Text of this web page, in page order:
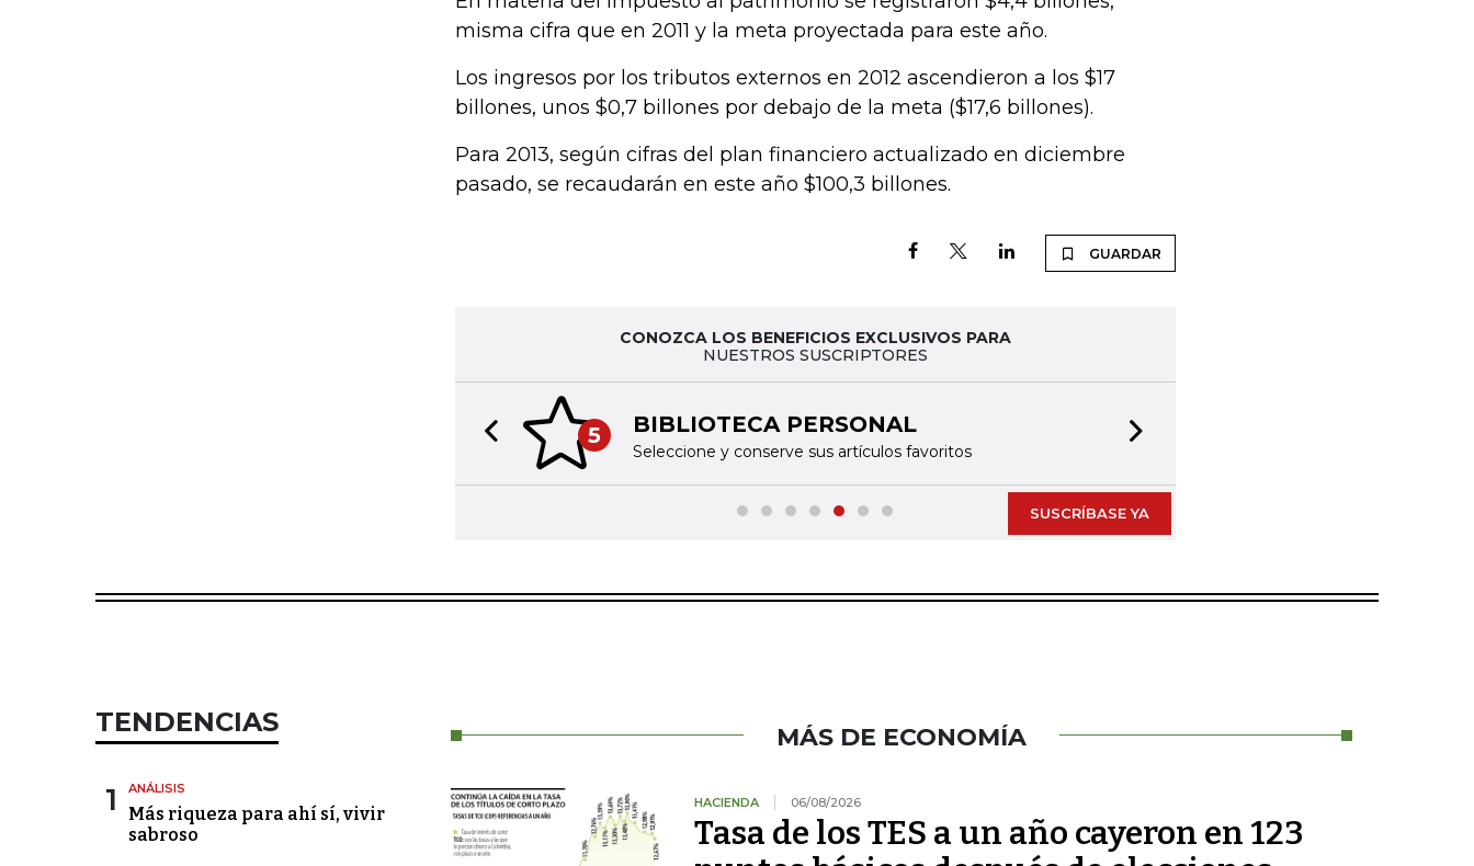
misma cifra que en 2011 y la meta proyectada para este año.
Los ingresos por los tributos externos en 2012 ascendieron a los $17
billones, unos $0,7 billones por debajo de la meta ($17,6 billones).
Para 2013, según cifras del plan financiero actualizado en diciembre
pasado, se recaudarán en este año $100,3 billones.
GUARDAR
CONOZCA LOS BENEFICIOS EXCLUSIVOS PARA
NUESTROS SUSCRIPTORES
5 BIBLIOTECA PERSONAL
Seleccione y conserve sus artículos favoritos
Previous slide
SUSCRÍBASE YA
TENDENCIAS
1 ANÁLISIS
Más riqueza para ahí sí, vivir
sabroso
MÁS DE ECONOMÍA
HACIENDA 06/08/2026
Tasa de los TES a un año cayeron en 123